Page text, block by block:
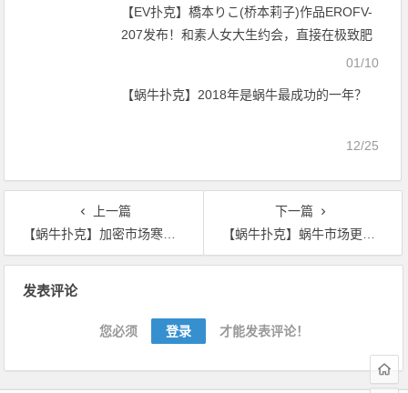
【EV扑克】橋本りこ(桥本莉子)作品EROFV-
207发布！和素人女大生约会，直接在极致肥
01/10
【蜗牛扑克】2018年是蜗牛最成功的一年？
12/25
上一篇
【蜗牛扑克】加密市场寒冬开始解冻？BTC算力正在持续上升
下一篇
【蜗牛扑克】蜗牛市场更新概览：寡淡的周五
发表评论
您必须 登录 才能发表评论！